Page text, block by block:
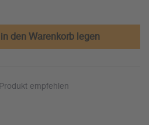
in den Warenkorb legen
Produkt empfehlen